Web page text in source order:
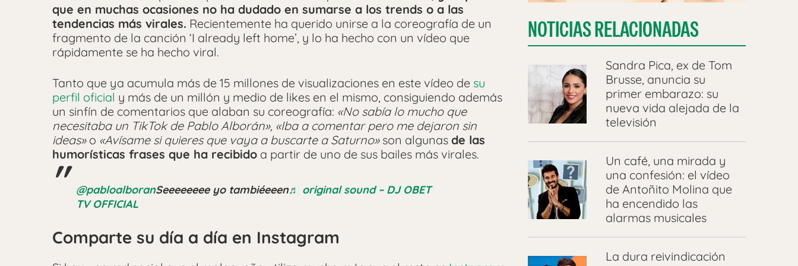
que en muchas ocasiones no ha dudado en sumarse a los trends o a las
tendencias más virales. Recientemente ha querido unirse a la coreografía de un
fragmento de la canción ‘I already left home’, y lo ha hecho con un vídeo que
rápidamente se ha hecho viral.
Tanto que ya acumula más de 15 millones de visualizaciones en este vídeo de su
perfil oficial y más de un millón y medio de likes en el mismo, consiguiendo además
un sinfín de comentarios que alaban su coreografía: «No sabía lo mucho que
necesitaba un TikTok de Pablo Alborán», «Iba a comentar pero me dejaron sin
ideas»o «Avísame si quieres que vaya a buscarte a Saturno»son algunas de las
humorísticas frases que ha recibido a partir de uno de sus bailes más virales.
@pabloalboranSeeeeeeee yo tambiéeeen♬ original sound – DJ OBET
TV OFFICIAL
Comparte su día a día en Instagram
NOTICIAS RELACIONADAS
Sandra Pica, ex de Tom
Brusse, anuncia su
primer embarazo: su
nueva vida alejada de la
televisión
Un café, una mirada y
una confesión: el vídeo
de Antoñito Molina que
ha encendido las
alarmas musicales
La dura reivindicación